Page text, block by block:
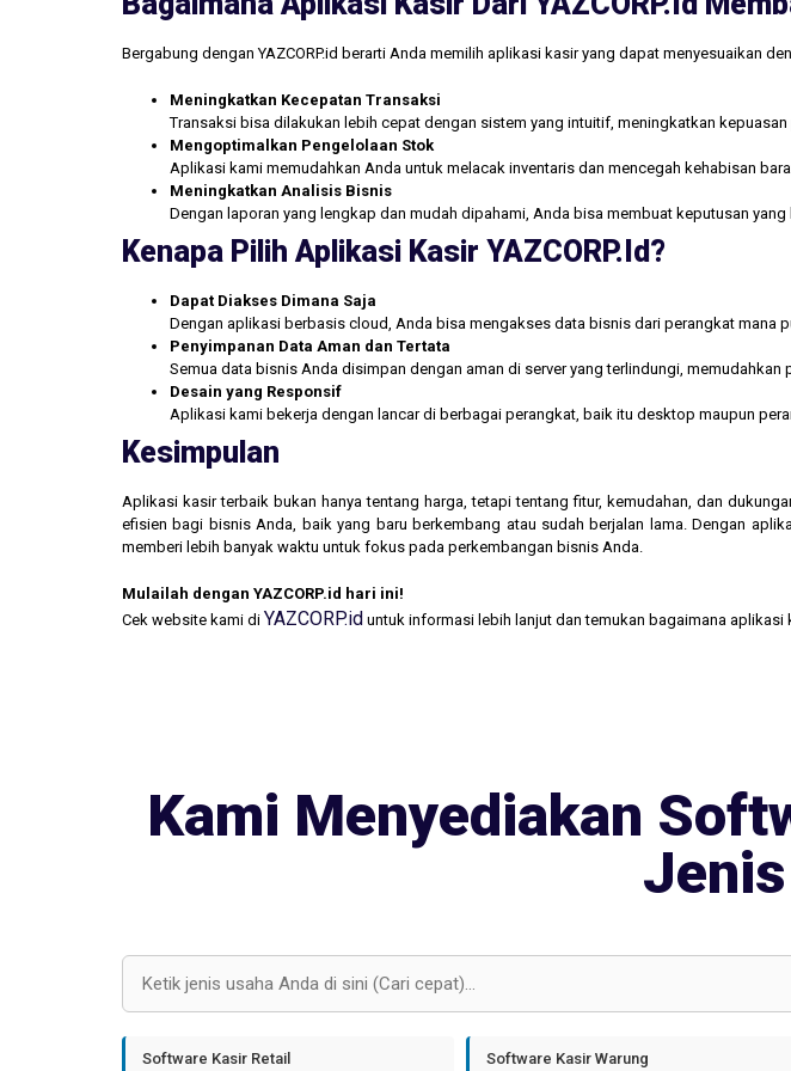
Bergabung dengan YAZCORP.id berarti Anda memilih aplikasi kasir yang dapat menyesuaikan
Meningkatkan Kecepatan Transaksi
Transaksi bisa dilakukan lebih cepat dengan sistem yang intuitif, meningkatkan
Mengoptimalkan Pengelolaan Stok
Aplikasi kami memudahkan Anda untuk melacak inventaris dan mencegah kehabisan
Meningkatkan Analisis Bisnis
Dengan laporan yang lengkap dan mudah dipahami, Anda bisa membuat keputusan
Kenapa Pilih Aplikasi Kasir YAZCORP.id?
Dapat Diakses Dimana Saja
Dengan aplikasi berbasis cloud, Anda bisa mengakses data bisnis dari perangkat mana
Penyimpanan Data Aman dan Tertata
Semua data bisnis Anda disimpan dengan aman di server yang terlindungi, memudahkan
Desain yang Responsif
Aplikasi kami bekerja dengan lancar di berbagai perangkat, baik itu desktop maupun
Kesimpulan
Aplikasi kasir terbaik bukan hanya tentang harga, tetapi tentang fitur, kemudahan, dan
efisien bagi bisnis Anda, baik yang baru berkembang atau sudah berjalan lama. Dengan
memberi lebih banyak waktu untuk fokus pada perkembangan bisnis Anda.
Mulailah dengan YAZCORP.id hari ini!
Cek website kami di YAZCORP.id untuk informasi lebih lanjut dan temukan bagaimana
Kami Menyediakan
Software Kasir Retail Software Kasir Warung